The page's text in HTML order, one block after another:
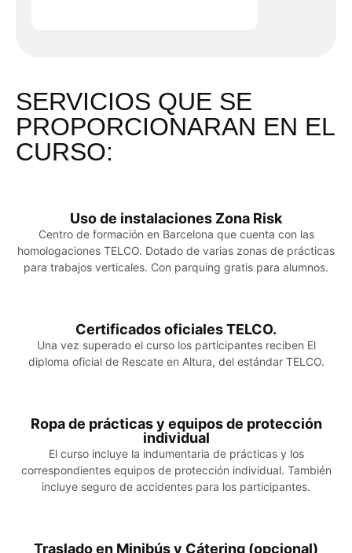
SERVICIOS QUE SE
PROPORCIONARAN EN EL
CURSO:
Uso de instalaciones Zona Risk
Centro de formación en Barcelona que cuenta con las
homologaciones TELCO. Dotado de varias zonas de prácticas
para trabajos verticales. Con parquing gratis para alumnos.
Certificados oficiales TELCO.
Una vez superado el curso los participantes reciben El
diploma oficial de Rescate en Altura, del estándar TELCO.
Ropa de prácticas y equipos de protección
individual
El curso incluye la indumentaria de prácticas y los
correspondientes equipos de protección individual. También
incluye seguro de accidentes para los participantes.
Traslado en Minibús y Cátering (opcional)